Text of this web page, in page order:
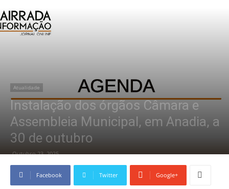
Atualidade
Instalação dos órgãos Câmara e
Assembleia Municipal, em Anadia, a
30 de outubro
Outubro 23, 2025
Facebook Twitter Google+